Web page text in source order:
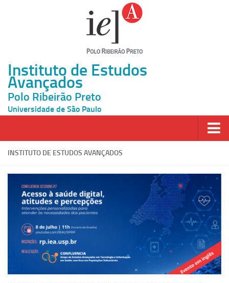
Instituto de Estudos
Avançados
Polo Ribeirão Preto
Universidade de São Paulo
Página Inicial
Inscrição
Atividades
Cátedras
Pesquisa
Grupos de Estudo
INSTITUTO DE ESTUDOS AVANÇADOS